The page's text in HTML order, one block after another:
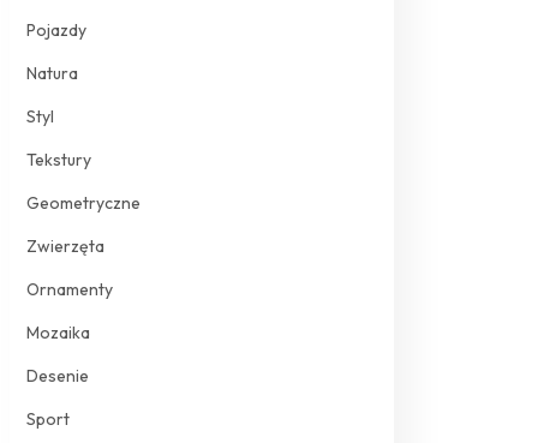
Pojazdy
Natura
Styl
Tekstury
Geometryczne
Zwierzęta
Ornamenty
Mozaika
Desenie
Sport